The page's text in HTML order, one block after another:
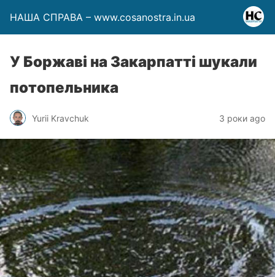
НАША СПРАВА – www.cosanostra.in.ua
У Боржаві на Закарпатті шукали
потопельника
Yurii Kravchuk 3 роки ago